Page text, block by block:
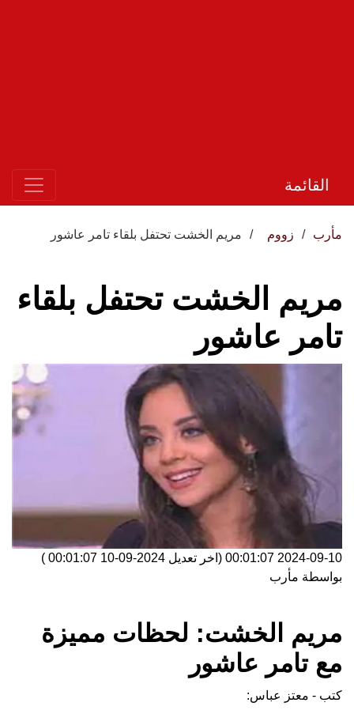
القائمة
مأرب زووم مريم الخشت تحتفل بلقاء تامر عاشور
مريم الخشت تحتفل بلقاء
تامر عاشور
2024-09-10 00:01:07 (اخر تعديل 2024-09-10 00:01:07
)
بواسطة مأرب
مريم الخشت: لحظات مميزة
مع تامر عاشور
كتب - معتز عباس: